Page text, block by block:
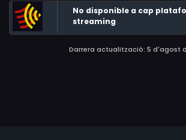
No disponible a cap
streaming
Darrera actualització: 5 d'agost